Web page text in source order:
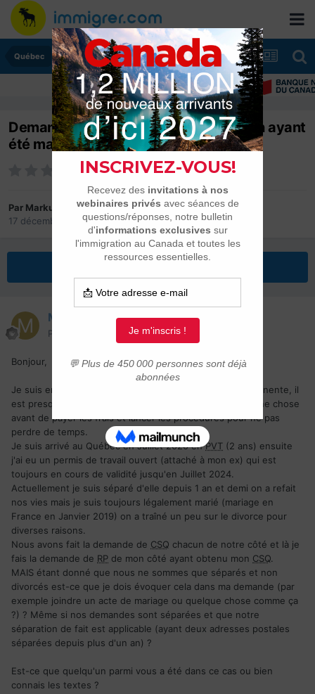
Québec
Demande de résidence permanante en ayant
été marié mais séparé
Par Markus51
17 décembre 2023dans Québec
Markus51
Posté(e) 17 décembre 2023
Bonjour,
Je suis en train de faire mon dossier de résidence permanente, il
est presque complet. Je voudrais quand même valider une chose
avant de payer les frais et lancer les procédures pour ne pas
perdre de temps.
Je suis arrivé au Québec en Juillet 2020 enPVT (2 ans) ensuite
j'ai eu un permis de travail ouvert (attaché à mon ex) qui est
toujours en cours de validité jusqu'en Juillet 2024.
Actuellement je suis séparé d'elle depuis 1 an et demi on a refait
nos vies mais je suis toujours légalement marié (mariage en
France en Janvier 2019) on a traîné un peu sur le divorce pour
diverses raisons.
Nous avons fait la demande de CSQ chacun de notre côté et là je
fais la demande de RP de mon côté ayant obtenu mon CSQ.
MAIS étant donné que nous ne sommes que séparés et non
divorcés est-ce que je dois évoquer cela dans ma demande (par
exemple joindre un acte de mariage ou quelque chose comme ça
?) ? Même si nos demandes sont séparées et que notre
séparation de fait est applicable (ayant deux adresses postales
séparées depuis plus d'un an) ?
Est-ce que quelqu'un parmi vous a été dans ce cas ou bien
connais les textes ?